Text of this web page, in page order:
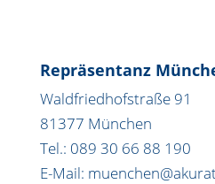
Repräsentanz
Waldfriedhofstraße 91
81377 München
Tel.: 089 30 66 88 190
E-Mail: